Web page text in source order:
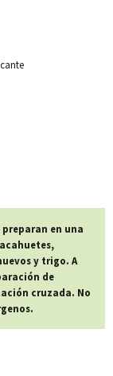
en una
y trigo. A
de
cruzada. No